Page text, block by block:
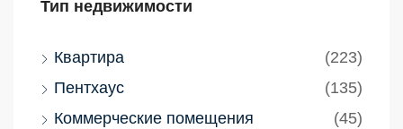
Тип недвижимости
Квартира
(223)
Пентхаус
(135)
Коммерческие помещения
(45)